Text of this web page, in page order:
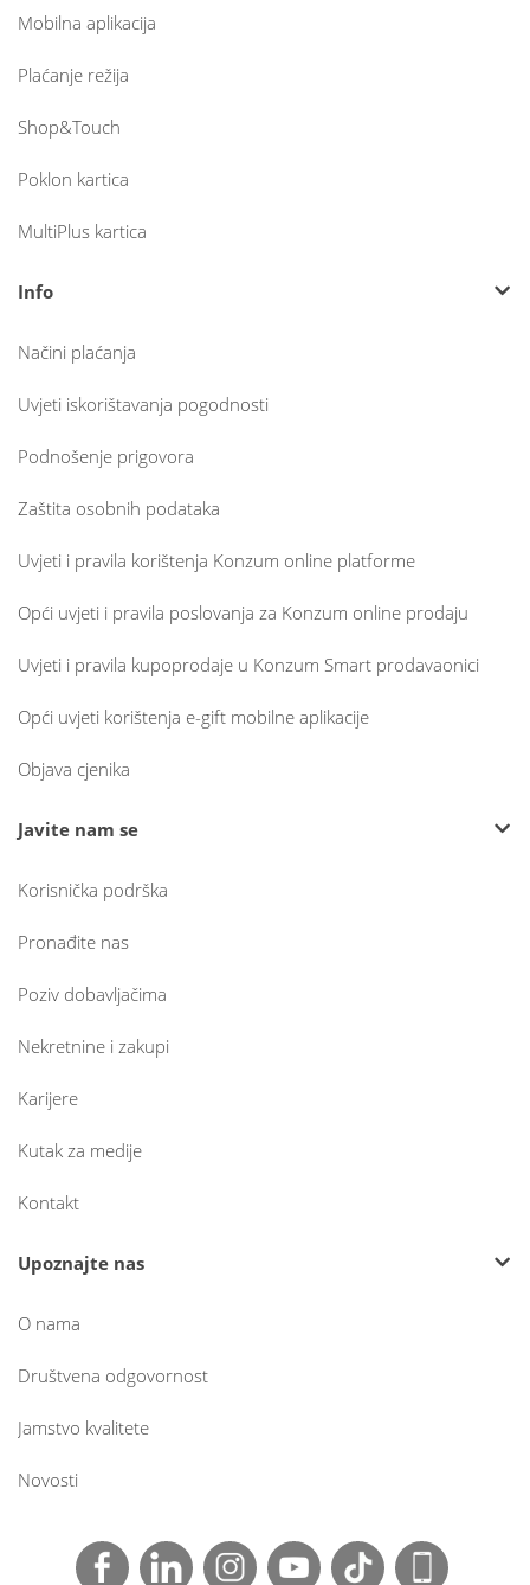
Mobilna aplikacija
Plaćanje režija
Shop&Touch
Poklon kartica
MultiPlus kartica
Info
Načini plaćanja
Uvjeti iskorištavanja pogodnosti
Podnošenje prigovora
Zaštita osobnih podataka
Uvjeti i pravila korištenja Konzum online platforme
Opći uvjeti i pravila poslovanja za Konzum online prodaju
Uvjeti i pravila kupoprodaje u Konzum Smart prodavaonici
Opći uvjeti korištenja e-gift mobilne aplikacije
Objava cjenika
Javite nam se
Korisnička podrška
Pronađite nas
Poziv dobavljačima
Nekretnine i zakupi
Karijere
Kutak za medije
Kontakt
Upoznajte nas
O nama
Društvena odgovornost
Jamstvo kvalitete
Novosti